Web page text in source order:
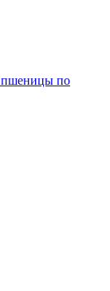
пшеницы по